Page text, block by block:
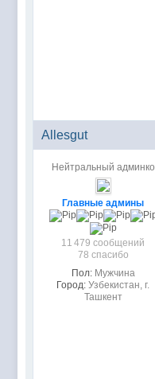
Allesgut
Нейтральный админко
Главные админы
11 479 сообщений
78 спасибо
Пол: Мужчина
Город: Узбекистан, г.
Ташкент